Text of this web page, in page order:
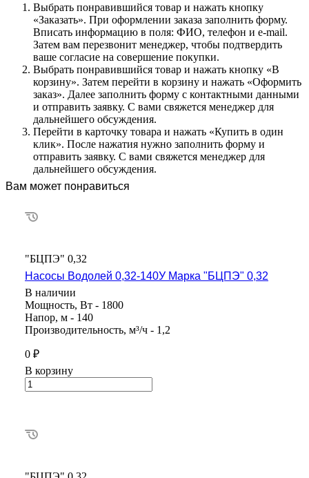
Выбрать понравившийся товар и нажать кнопку
«Заказать». При оформлении заказа заполнить форму.
Вписать информацию в поля: ФИО, телефон и e-mail.
Затем вам перезвонит менеджер, чтобы подтвердить
ваше согласие на совершение покупки.
Выбрать понравившийся товар и нажать кнопку «В
корзину». Затем перейти в корзину и нажать «Оформить
заказ». Далее заполнить форму с контактными данными
и отправить заявку. С вами свяжется менеджер для
дальнейшего обсуждения.
Перейти в карточку товара и нажать «Купить в один
клик». После нажатия нужно заполнить форму и
отправить заявку. С вами свяжется менеджер для
дальнейшего обсуждения.
Вам может понравиться
"БЦПЭ" 0,32
Насосы Водолей 0,32-140У Марка "БЦПЭ" 0,32
В наличии
Мощность, Вт - 1800
Напор, м - 140
Производительность, м³/ч - 1,2
0 ₽
В корзину